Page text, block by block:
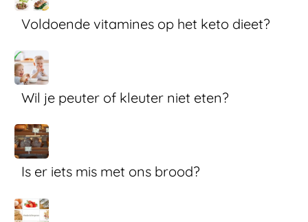
Voldoende vitamines op het keto dieet?
Wil je peuter of kleuter niet eten?
Is er iets mis met ons brood?